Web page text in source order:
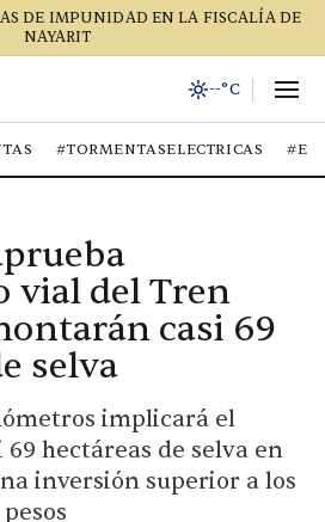
DE IMPUNIDAD EN LA FISCALÍA DE
NAYARIT
--°C
#TORMENTASELECTRICAS
vial del Tren
casi 69
selva
implicará el
hectáreas de selva en
inversión superior a los